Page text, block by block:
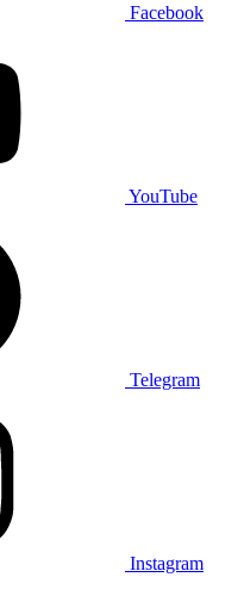
Facebook
YouTube
Telegram
Instagram